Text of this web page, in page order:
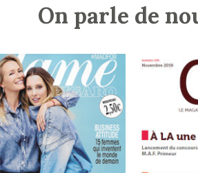
On parle de